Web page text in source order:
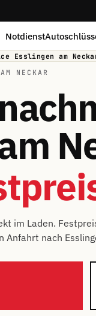
Notdienst
Esslingen am
NECKAR
im Laden.
nach